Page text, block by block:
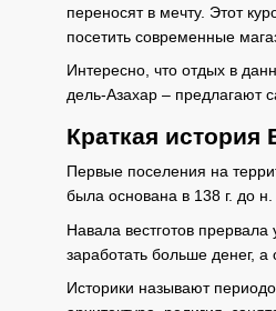
переносят в мечту. Этот
посетить современные
Интересно, что отдых в
дель-Азахар – предлагают
Краткая история
Первые поселения на
была основана в 138 г. до
Навала вестготов
заработать больше денег,
Историки называют